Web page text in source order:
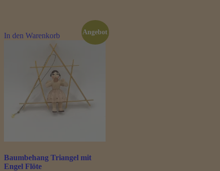
In den Warenkorb Angebot
Baumbehang Triangel mit
Engel Flöte